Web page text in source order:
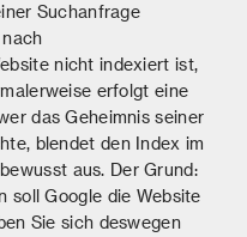
Suchanfrage
nicht indexiert ist,
erfolgt eine
das Geheimnis seiner
blendet den Index im
aus. Der Grund:
soll Google die Website
Sie sich deswegen